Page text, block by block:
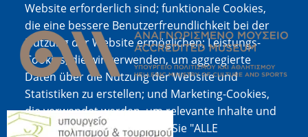
Website erforderlich sind; funktionale Cookies,
die eine bessere Benutzerfreundlichkeit bei der
Nutzung der Website ermöglichen; Leistungs-
Cookies, die wir verwenden, um aggregierte
Daten über die Nutzung der Website und
Statistiken zu erstellen; und Marketing-Cookies,
die verwendet werden, um relevante Inhalte und
Werbung anzuzeigen. Wenn Sie "ALLE
Bild
Bild